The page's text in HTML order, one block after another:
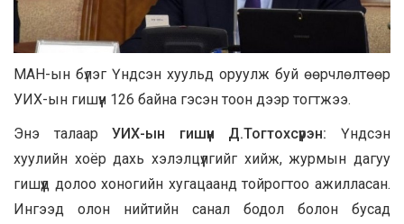
МАН-ын бүлэг Үндсэн хуульд оруулж буй өөрчлөлтөөр
УИХ-ын гишүүн 126 байна гэсэн тоон дээр тогтжээ.
Энэ талаарУИХ-ын гишүүн Д.Тогтохсүрэн: Үндсэн
хуулийн хоёр дахь хэлэлцүүлгийг хийж, журмын дагуу
гишүүд долоо хоногийн хугацаанд тойрогтоо ажилласан.
Ингээд олон нийтийн санал бодол болон бусад